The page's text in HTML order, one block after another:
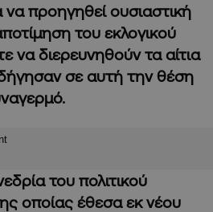
προηγηθεί ουσιαστική
του εκλογικού
να διερευνηθούν τα αίτια
σε αυτή την θέση
του πολιτικού
οποίας έθεσα εκ νέου